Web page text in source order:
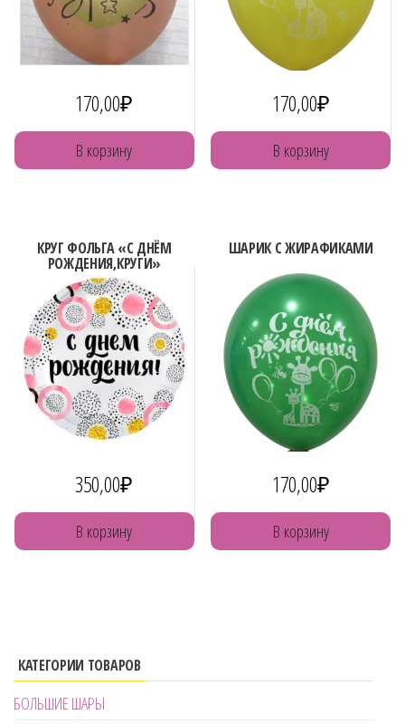
170,00₽
В корзину
170,00₽
В корзину
КРУГ ФОЛЬГА «С ДНЁМ
РОЖДЕНИЯ,КРУГИ»
350,00₽
В корзину
ШАРИК С ЖИРАФИКАМИ
170,00₽
В корзину
КАТЕГОРИИ ТОВАРОВ
БОЛЬШИЕ ШАРЫ